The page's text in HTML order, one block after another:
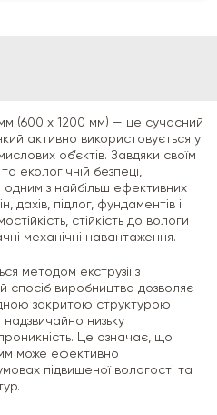
(600 х 1200 мм) — це сучасний
активно використовується у
об’єктів. Завдяки своїм
екологічній безпеці,
одним з найбільш ефективних
дахів, підлог, фундаментів і
стійкість до вологи
механічні навантаження.
методом екструзії з
спосіб виробництва дозволяє
закритою структурою
низьку
Це означає, що
може ефективно
підвищеної вологості та